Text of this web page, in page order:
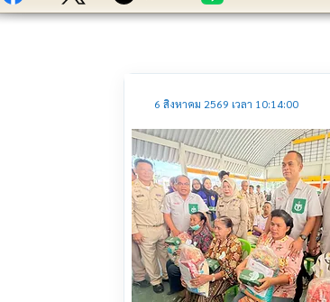
6 สิงหาคม 2569 เวลา 10:14:00